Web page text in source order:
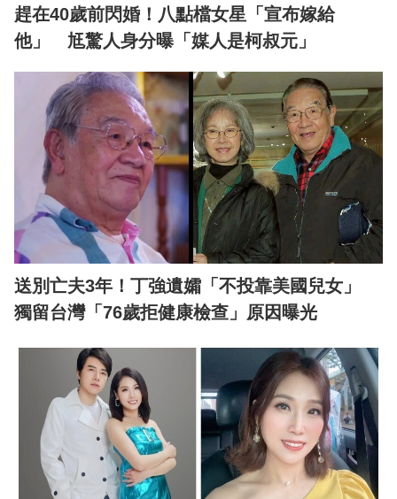
趕在40歲前閃婚！八點檔女星「宣布嫁給
他」 尪驚人身分曝「媒人是柯叔元」
送別亡夫3年！丁強遺孀「不投靠美國兒女」
獨留台灣「76歲拒健康檢查」原因曝光